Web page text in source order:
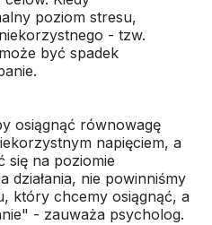
poziom stresu,
- tzw.
być spadek
osiągnąć równowagę
napięciem, a
się na poziomie
działania, nie powinniśmy
który chcemy osiągnąć, a
- zauważa psycholog.